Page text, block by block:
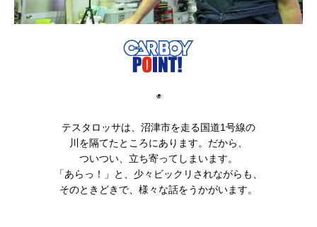
◉
テスタロッサは、沼津市を走る国道1号線の
川を隔てたところにあります。だから、
ついつい、立ち寄ってしまいます。
「あらっ！」と、少々ビックリされながらも、
そのときどきで、様々な話をうかがいます。